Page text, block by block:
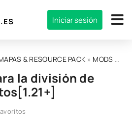
Iniciar sesión
& RESOURCE PACK » MODS
la división de